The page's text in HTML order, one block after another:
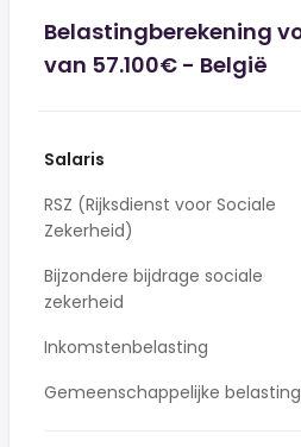
Belastingberekening
van 57.100€ - België
Salaris
RSZ (Rijksdienst voor Sociale
Zekerheid)
Bijzondere bijdrage sociale
zekerheid
Inkomstenbelasting
Gemeenschappelijke belasting